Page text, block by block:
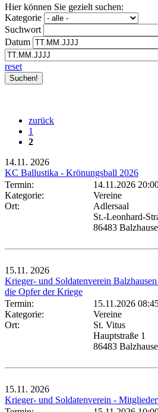
Hier können Sie gezielt suchen:
Kategorie
Suchwort
Datum
reset
zurück
1
2
14.11. 2026
KC Ballustika - Krönungsball 2026
Termin:
14.11.2026
Kategorie:
Vereine
Ort:
Adlersaal
St.-Leonhard-
86483
15.11. 2026
Krieger- und Soldatenverein
die Opfer der Kriege
Termin:
15.11.2026
Kategorie:
Vereine
Ort:
St. Vitus
Hauptstraße 1
86483
15.11. 2026
Krieger- und Soldatenverein -